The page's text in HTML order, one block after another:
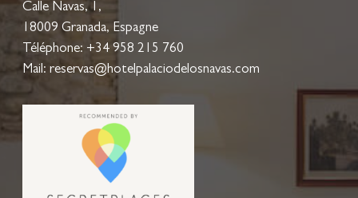
Calle Navas, 1,
18009 Granada, Espagne
Téléphone: +34 958 215 760
Mail: reservas@hotelpalaciodelosnavas.com